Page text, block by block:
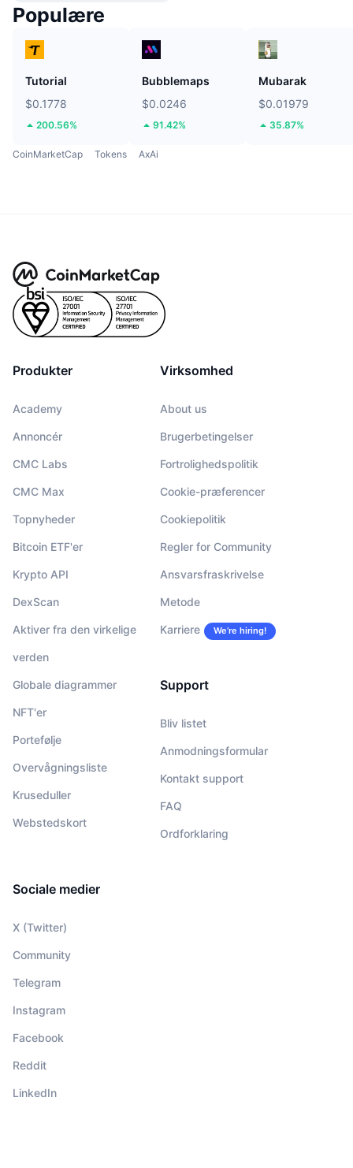
Populære
Tutorial
$0.1778
200.56%
Bubblemaps
$0.0246
91.42%
Mubarak
$0.01979
35.87%
CoinMarketCap Tokens AxAi
Produkter
Academy
Annoncér
CMC Labs
CMC Max
Topnyheder
Bitcoin ETF'er
Krypto API
DexScan
Aktiver fra den virkelige
verden
Globale diagrammer
NFT'er
Portefølje
Overvågningsliste
Kruseduller
Webstedskort
Virksomhed
About us
Brugerbetingelser
Fortrolighedspolitik
Cookie-præferencer
Cookiepolitik
Regler for Community
Ansvarsfraskrivelse
Metode
Karriere We’re hiring!
Support
Bliv listet
Anmodningsformular
Kontakt support
FAQ
Ordforklaring
Sociale medier
X (Twitter)
Community
Telegram
Instagram
Facebook
Reddit
LinkedIn